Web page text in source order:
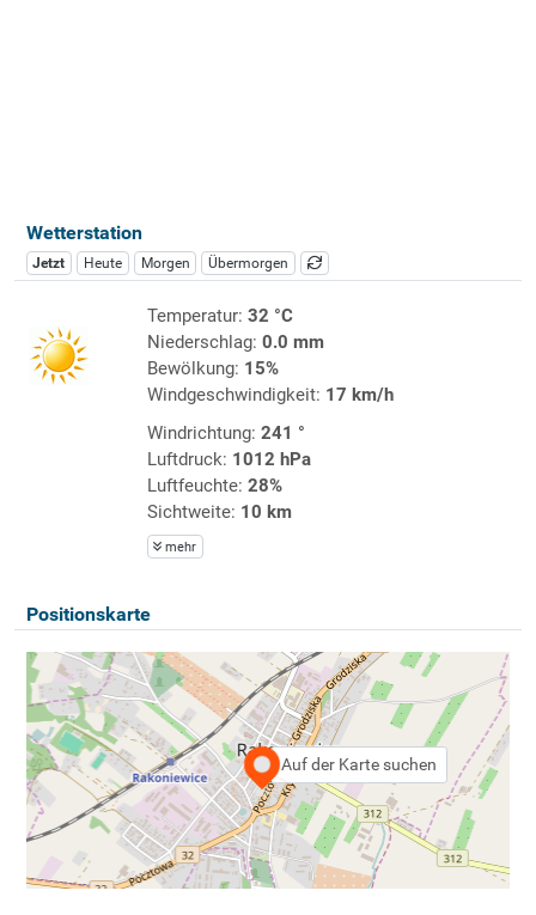
Wetterstation
Jetzt Heute Morgen Übermorgen
Temperatur: 32 °C
Niederschlag: 0.0 mm
Bewölkung: 15%
Windgeschwindigkeit: 17 km/h
Windrichtung: 241 °
Luftdruck: 1012 hPa
Luftfeuchte: 28%
Sichtweite: 10 km
mehr
Positionskarte
Auf der Karte suchen